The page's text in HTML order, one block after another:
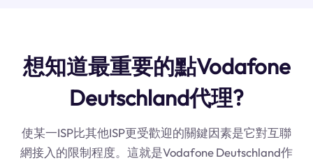
想知道最重要的點Vodafone
Deutschland代理?
使某一ISP比其他ISP更受歡迎的關鍵因素是它對互聯
網接入的限制程度。這就是Vodafone Deutschland作